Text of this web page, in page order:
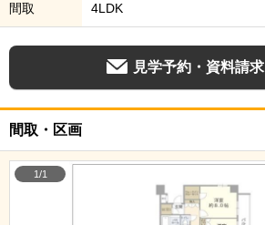
間取 4LDK
見学予約・資料請求
間取・区画
1/1